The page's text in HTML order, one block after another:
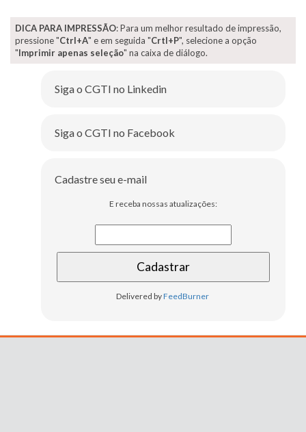
DICA PARA IMPRESSÃO: Para um melhor resultado de impressão,
pressione "Ctrl+A" e em seguida "Crtl+P", selecione a opção
"Imprimir apenas seleção" na caixa de diálogo.
Siga o CGTI no Linkedin
Siga o CGTI no Facebook
Cadastre seu e-mail
E receba nossas atualizações:
Delivered byFeedBurner